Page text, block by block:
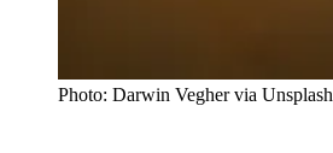
Photo: Darwin Vegher via Unsplash